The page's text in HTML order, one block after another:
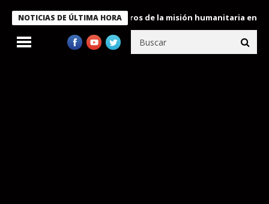
NOTICIAS DE ÚLTIMA HORA
Bukele condecora a miembros de la misión humanitaria enviada a